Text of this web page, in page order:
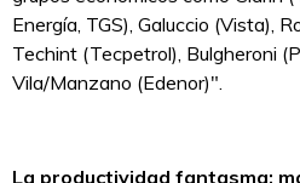
Energía, TGS), Galuccio (Vista),
Techint (Tecpetrol), Bulgheroni
Vila/Manzano (Edenor)".
La productividad fantasma: